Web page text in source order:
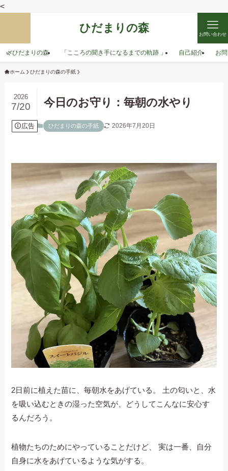
<
ひだまりの森 お問い合わせ
🌿ひだまりの森 「こころの聞き手になるまでの軌跡 」 自己紹介 お
ホーム ひだまりの森の手紙
今日のお守り：毎朝の水やり
2026
7/20
広告 ひだまりの森の手紙 2026年7月20日
2日前に植えた苗に、毎朝水をあげている。 土の匂いと、水
を吸い込むときの湿った空気が、どうしてこんなに安心す
るんだろう。
植物たちのためにやっていることだけど、 実は一番、自分
自身に水をあげているような気がする。